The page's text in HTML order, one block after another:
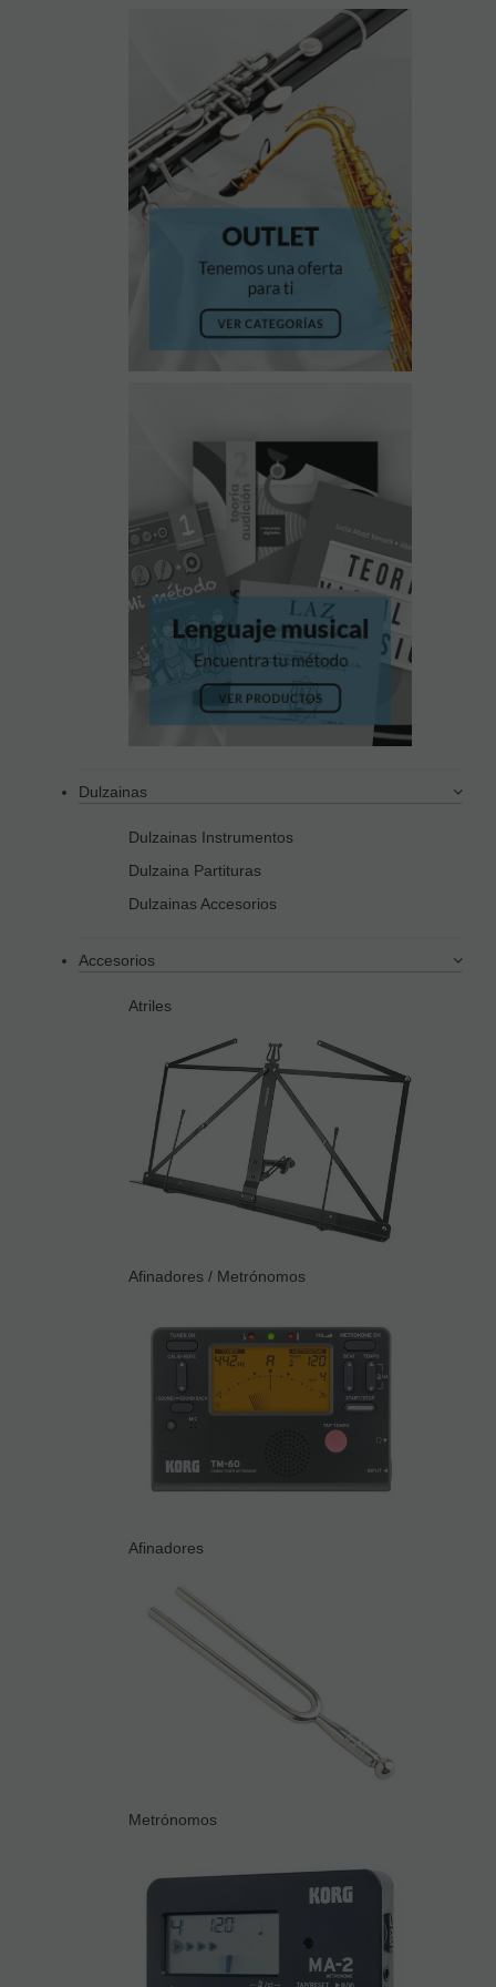
Dulzainas
Dulzainas Instrumentos
Dulzaina Partituras
Dulzainas Accesorios
Accesorios
Atriles
Afinadores / Metrónomos
Afinadores
Metrónomos